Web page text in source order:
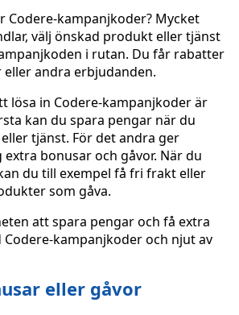
Codere-kampanjkoder? Mycket
välj önskad produkt eller tjänst
i rutan. Du får rabatter
andra erbjudanden.
lösa in Codere-kampanjkoder är
kan du spara pengar när du
tjänst. För det andra ger
bonusar och gåvor. När du
du till exempel få fri frakt eller
som gåva.
att spara pengar och få extra
kampanjkoder och njut av
eller gåvor